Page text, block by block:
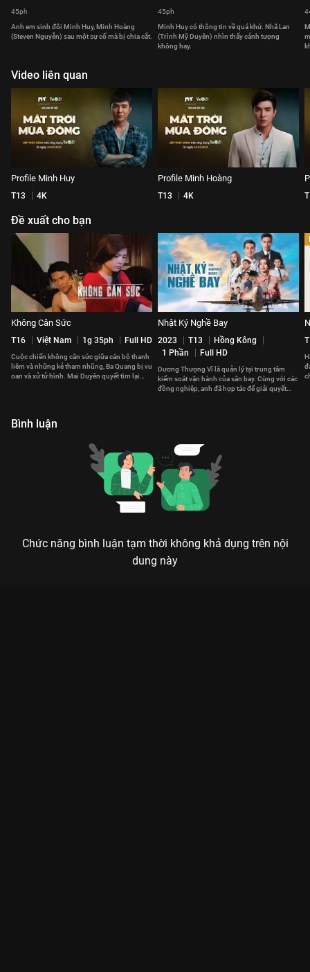
45ph
Anh em sinh đôi Minh Huy, Minh Hoàng
(Steven Nguyễn) sau một sự cố mà bị chia cắt.
45ph
Minh Huy có thông tin về quá khứ. Nhã Lan
(Trình Mỹ Duyên) nhìn thấy cảnh tượng
không hay.
Video liên quan
Profile Minh Huy
T13 4K
Profile Minh Hoàng
T13 4K
Đề xuất cho bạn
Không Cân Sức
T16 Việt Nam 1g 35ph Full HD
Cuộc chiến không cân sức giữa cán bộ thanh
liêm và những kẻ tham nhũng, Ba Quang bị vu
oan và xử tử hình. Mai Duyên quyết tìm lại
Nhật Ký Nghề Bay
2023 T13
Hồng Kông
1 Phần
Full HD
Dương Thượng Vĩ là quản lý tại trung tâm
kiểm soát vận hành của sân bay. Cùng với các
đồng nghiệp, anh đã hợp tác để giải quyết
Bình luận
Chức năng bình luận tạm thời không khả dụng trên nội
dung này